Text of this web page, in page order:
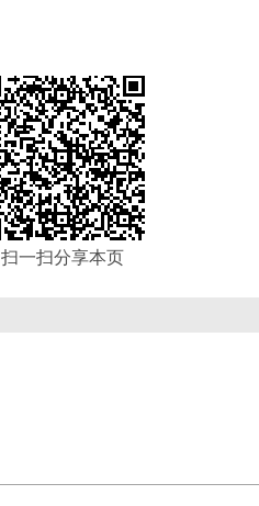
扫一扫分享本页